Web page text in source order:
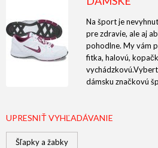
Na šport je
pre zdravie, ale aj
pohodlne. My vám
fitka, halovú,
dámsku značkovú
UPRESNIŤ VYHĽADÁVANIE
Šľapky a žabky